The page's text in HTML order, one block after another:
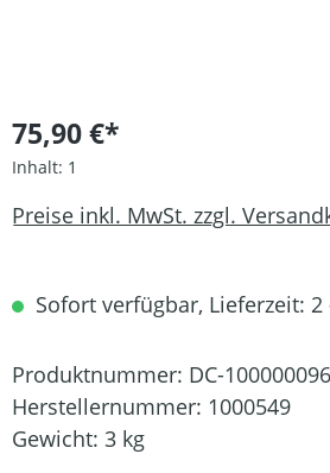
75,90 €*
Inhalt: 1
Preise inkl. MwSt. zzgl.
Sofort verfügbar, Lieferzeit: 2
Produktnummer: DC-100000096
Herstellernummer: 1000549
Gewicht: 3 kg